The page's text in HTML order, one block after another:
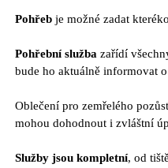
Pohřebje možné zadat
Pohřební služba zařídí
bude ho aktuálně informovat
Oblečení pro zemřelého
mohou dohodnout i zvláštní
Služby jsou kompletní, od